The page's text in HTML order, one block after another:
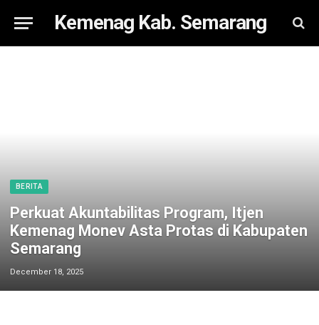
Kemenag Kab. Semarang
BERITA
Perkuat Akuntabilitas Program, Itjen
Kemenag Monev Asta Protas di Kabupaten
Semarang
December 18, 2025